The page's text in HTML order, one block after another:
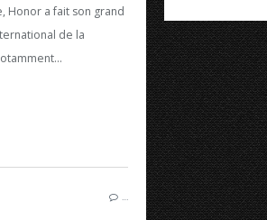
Honor a fait son grand
de la
…